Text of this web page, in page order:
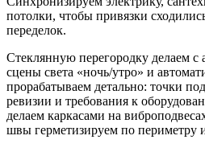
потолки, чтобы привязки
переделок.
Стеклянную перегородку делаем с
сцены света «ночь/утро» и
прорабатываем детально: точки
ревизии и требования к
делаем каркасами на
швы герметизируем по периметру